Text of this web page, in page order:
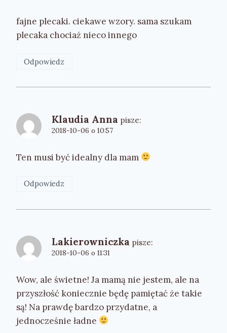
fajne plecaki. ciekawe wzory. sama szukam
plecaka chociaż nieco innego
Odpowiedz
Klaudia Anna pisze:
2018-10-06 o 10:57
Ten musi być idealny dla mam
Odpowiedz
Lakierowniczka pisze:
2018-10-06 o 11:31
Wow, ale świetne! Ja mamą nie jestem, ale na
przyszłość koniecznie będę pamiętać że takie
są! Na prawdę bardzo przydatne, a
jednocześnie ładne